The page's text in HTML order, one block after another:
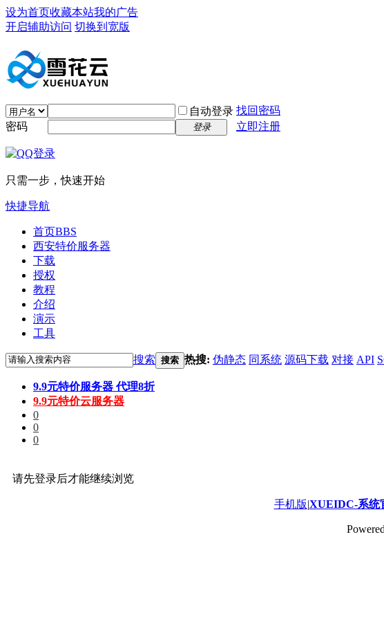
设为首页收藏本站我的广告
开启辅助访问 切换到宽版
自动登录 找回密码
密码
登录 立即注册
只需一步，快速开始
快捷导航
首页BBS
西安特价服务器
下载
授权
教程
介绍
演示
工具
搜索 搜索 热搜: 伪静态 同系统 源码下载 对接 API
9.9元特价服务器 代理8折
9.9元特价云服务器
0
0
0
请先登录后才能继续浏览
手机版|XUEIDC-系统